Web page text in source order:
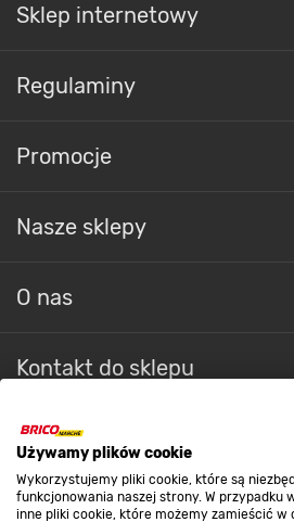
Używamy plików cookie
Wykorzystujemy pliki cookie, które są
funkcjonowania naszej strony. W przypadku
inne pliki cookie, które możemy zamieścić w
Sklep internetowy
Regulaminy
Promocje
Nasze sklepy
O nas
Kontakt do sklepu
Strefa biznesu